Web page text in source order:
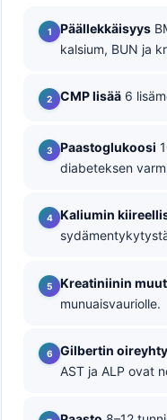
Päällekkäisyys
kalsium, BUN ja
CMP lisää 6
Paastoglukoosi
diabeteksen
Kaliumin
Kreatiniinin
munuaisvauriolle.
Gilbertin
AST ja ALP ovat